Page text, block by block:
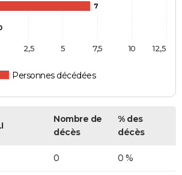
7
Personnes décédées
10
2,5 5 7,5 12,5
Nombre de
décès
% des
décès
0 0 %